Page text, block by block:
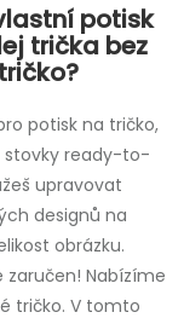
potisk
trička bez
potisk na tričko,
stovky ready-to-
upravovat
designů na
obrázku.
zaručen! Nabízíme
tričko. V tomto